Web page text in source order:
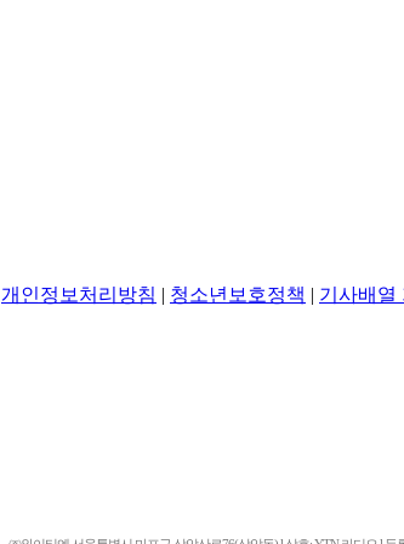
개인정보처리방침 | 청소년보호정책 | 기사배열